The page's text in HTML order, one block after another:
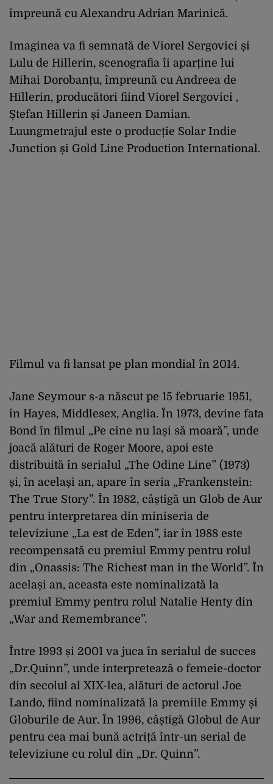
împreună cu Alexandru Adrian Marinică.
Imaginea va fi semnată de Viorel Sergovici și
Lulu de Hillerin, scenografia îi aparține lui
Mihai Dorobanțu, împreună cu Andreea de
Hillerin, producători fiind Viorel Sergovici ,
Ștefan Hillerin și Janeen Damian.
Luungmetrajul este o producție Solar Indie
Junction și Gold Line Production International.
Filmul va fi lansat pe plan mondial în 2014.
Jane Seymour s-a născut pe 15 februarie 1951,
în Hayes, Middlesex, Anglia. În 1973, devine fata
Bond în filmul „Pe cine nu lași să moară”, unde
joacă alături de Roger Moore, apoi este
distribuită în serialul „The Odine Line” (1973)
și, în același an, apare în seria „Frankenstein:
The True Story”. În 1982, câștigă un Glob de Aur
pentru interpretarea din miniseria de
televiziune „La est de Eden”, iar în 1988 este
recompensată cu premiul Emmy pentru rolul
din „Onassis: The Richest man in the World”. În
același an, aceasta este nominalizată la
premiul Emmy pentru rolul Natalie Henty din
„War and Remembrance”.
Între 1993 și 2001 va juca în serialul de succes
„Dr.Quinn”, unde interpretează o femeie-doctor
din secolul al XIX-lea, alături de actorul Joe
Lando, fiind nominalizată la premiile Emmy și
Globurile de Aur. În 1996, câștigă Globul de Aur
pentru cea mai bună actriță într-un serial de
televiziune cu rolul din „Dr. Quinn”.